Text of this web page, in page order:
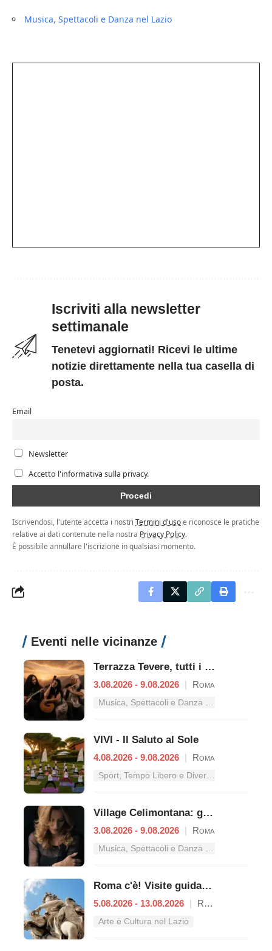
Musica, Spettacoli e Danza nel Lazio
Iscriviti alla newsletter
settimanale
Tenetevi aggiornati! Ricevi le ultime
notizie direttamente nella tua casella di
posta.
Email
Newsletter
Accetto l'informativa sulla privacy.
Iscrivendosi, l'utente accetta i nostri Termini d'usoe riconosce le pratiche
relative ai dati contenute nella nostra Privacy Policy.
È possibile annullare l'iscrizione in qualsiasi momento.
Eventi nelle vicinanze
Terrazza Tevere, tutti i concerti dal 3 al 9 agosto
3.08.2026 - 9.08.2026 | Roma
Musica, Spettacoli e Danza nel Lazio
VIVI - Il Saluto al Sole
4.08.2026 - 9.08.2026 | Roma
Sport, Tempo Libero e Divertimento nel Lazio
Village Celimontana: gli appuntamenti dal 3 al 9 agosto
3.08.2026 - 9.08.2026 | Roma
Musica, Spettacoli e Danza nel Lazio
Roma c'è! Visite guidate (anche per bambini) dal 5 al 13 agosto 2026
5.08.2026 - 13.08.2026 | Roma
Arte e Cultura nel Lazio